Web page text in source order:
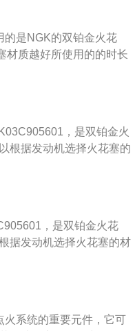
，整理工位。
损等）；2、选择合适工
洁布遮盖住气缸上火花塞
，安装到位，使用工具
；4、检查新火花塞外观
使用数字式扭力扳手，拧
的是NGK的双铂金火花
材质越好所使用的的时长
。火花塞的更换步骤如
损等）；2、选择合适工
洁布遮盖住气缸上火花塞
塞，安装到位，使用工具
；4、检查新火花塞外观
使用数字式扭力扳手，拧
，是双铂金火
根据发动机选择火花塞的
圈线束插头，拆卸点火
火花塞，并逐个取出火
缸体内部；3、将点火线
具，测量火花塞间隙，并
火花塞装入专用套筒，旋
火开关，打开引擎盖，安
，是双铂金火花
据发动机选择火花塞的材
线束插头，拆卸点火线
花塞，并逐个取出火花
体内部；3、将点火线圈
，测量火花塞间隙，并判
火系统的重要元件，它可